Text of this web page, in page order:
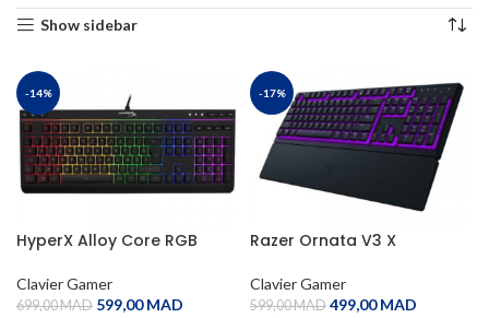
Show sidebar
-14%
HyperX Alloy Core RGB
Clavier Gamer
699,00MAD 599,00MAD
-17%
Razer Ornata V3 X
Clavier Gamer
599,00MAD 499,00MAD